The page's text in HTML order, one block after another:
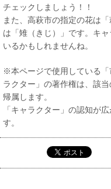
チェックしましょう！！
また、高萩市の指定の花は
は「雉（きじ）」です。キ
いるかもしれませんね。
※本ページで使用している
ラクター」の著作権は、該
帰属します。
「キャラクター」の認知が
す。